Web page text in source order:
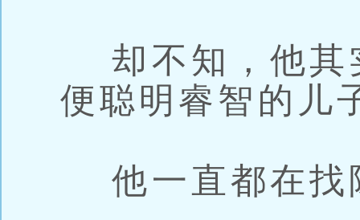
却不知，他其
便聪明睿智的儿
他一直都在找